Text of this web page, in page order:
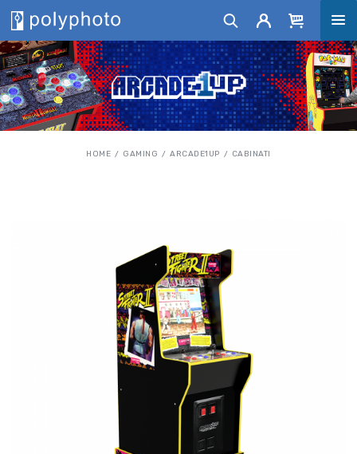
HOME GAMING ARCADE1UP CABINATI